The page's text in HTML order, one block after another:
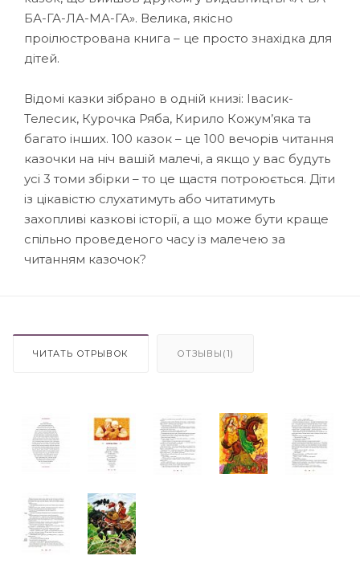
БА-ГА-ЛА-МА-ГА». Велика, якісно
проілюстрована книга – це просто знахідка для
дітей.
Відомі казки зібрано в одній книзі: Івасик-
Телесик, Курочка Ряба, Кирило Кожум’яка та
багато інших. 100 казок – це 100 вечорів читання
казочки на ніч вашій малечі, а якщо у вас будуть
усі 3 томи збірки – то це щастя потроюється. Діти
із цікавістю слухатимуть або читатимуть
захопливі казкові історії, а що може бути краще
спільно проведеного часу із малечею за
читанням казочок?
ЧИТАТЬ ОТРЫВОК ОТЗЫВЫ(1)